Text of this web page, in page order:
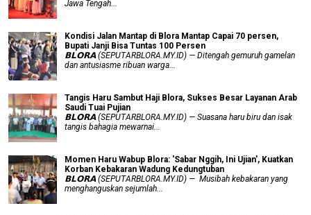
Jawa Tengah...
Kondisi Jalan Mantap di Blora Mantap Capai 70 persen,
Bupati Janji Bisa Tuntas 100 Persen
𝗕𝗟𝗢𝗥𝗔 (SEPUTARBLORA.MY.ID) — Ditengah gemuruh gamelan
dan antusiasme ribuan warga...
Tangis Haru Sambut Haji Blora, Sukses Besar Layanan Arab
Saudi Tuai Pujian
𝗕𝗟𝗢𝗥𝗔 (SEPUTARBLORA.MY.ID) — Suasana haru biru dan isak
tangis bahagia mewarnai...
Momen Haru Wabup Blora: ​'Sabar Nggih, Ini Ujian', Kuatkan
Korban Kebakaran Wadung Kedungtuban
𝗕𝗟𝗢𝗥𝗔 (SEPUTARBLORA.MY.ID) — Musibah kebakaran yang
menghanguskan sejumlah...